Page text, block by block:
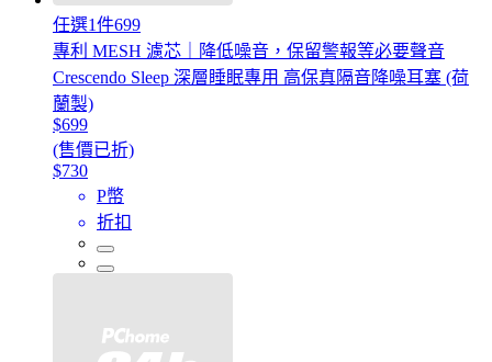
任選1件699
專利 MESH 濾芯｜降低噪音，保留警報等必要聲音
Crescendo Sleep 深層睡眠專用 高保真隔音降噪耳塞 (荷
蘭製)
$699
(售價已折)
$730
P幣
折扣